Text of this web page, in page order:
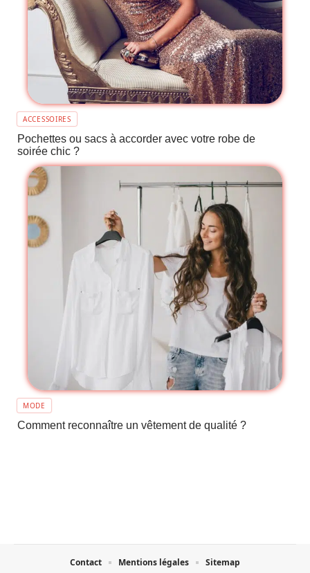
ACCESSOIRES
Pochettes ou sacs à accorder avec votre robe de
soirée chic ?
MODE
Comment reconnaître un vêtement de qualité ?
Contact Mentions légales Sitemap